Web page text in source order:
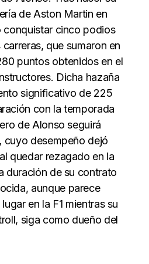
de Aston Martin en
cinco podios
que sumaron en
puntos obtenidos en el
Dicha hazaña
significativo de 225
con la temporada
de Alonso seguirá
cuyo desempeño dejó
quedar rezagado en la
duración de su contrato
aunque parece
en la F1 mientras su
siga como dueño del